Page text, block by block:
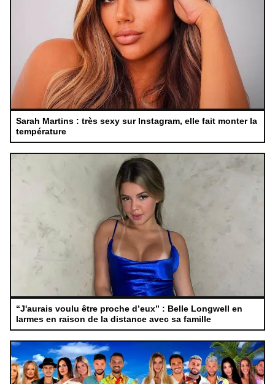
Sarah Martins : très sexy sur Instagram, elle fait monter la
température
“J'aurais voulu être proche d’eux” : Belle Longwell en
larmes en raison de la distance avec sa famille